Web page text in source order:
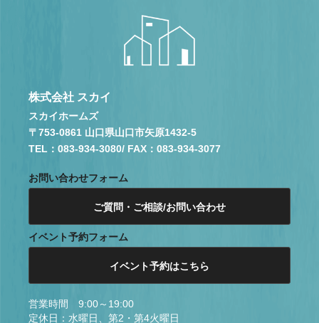
株式会社 スカイ
スカイホームズ
〒753-0861 山口県山口市矢原1432-5
TEL：083-934-3080/ FAX：083-934-3077
お問い合わせフォーム
ご質問・ご相談/お問い合わせ
イベント予約フォーム
イベント予約はこちら
営業時間 9:00～19:00
定休日：水曜日、第2・第4火曜日